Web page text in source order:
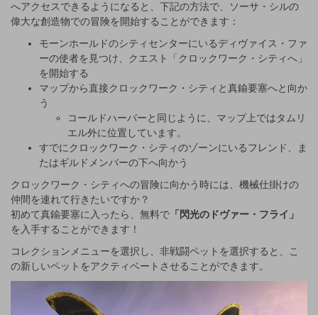
へアクセスできるようになると、下記の方法で、ソーサ・シルの
偉大な創造物での冒険を開始することができます：
モーンホールドのシティセンターにいるディヴァイス・ファ
ーの使者を見つけ、クエスト「クロックワーク・シティへ」
を開始する
マップから直接クロックワーク・シティと真鍮要塞へと向か
う
コールドハーバーと同じように、マップ上ではタムリ
エル外に位置しています。
すでにクロックワーク・シティのゾーンにいるフレンド、ま
たはギルドメンバーの下へ向かう
クロックワーク・シティへの冒険に向かう時には、機械仕掛けの
仲間を連れて行きたいですか？
初めて真鍮要塞に入ったら、無料で 「閃光のドヴァー・フライ」
を入手することができます！
コレクションメニューを選択し、非戦闘ペットを選択すると、こ
の新しいペットをアクティベートさせることができます。